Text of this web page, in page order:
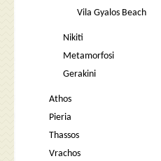
Vila Gyalos Beach
Nikiti
Metamorfosi
Gerakini
Athos
Pieria
Thassos
Vrachos